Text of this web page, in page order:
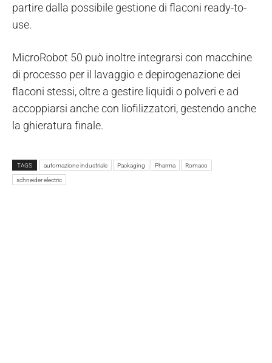
partire dalla possibile gestione di flaconi ready-to-
use.
MicroRobot 50 può inoltre integrarsi con macchine
di processo per il lavaggio e depirogenazione dei
flaconi stessi, oltre a gestire liquidi o polveri e ad
accoppiarsi anche con liofilizzatori, gestendo anche
la ghieratura finale.
TAGS automazione industriale Packaging Pharma Romaco
schneider electric